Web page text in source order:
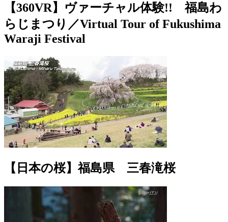
【360VR】ヴァーチャル体験!! 福島わ
らじまつり／Virtual Tour of Fukushima
Waraji Festival
【日本の桜】福島県 三春滝桜